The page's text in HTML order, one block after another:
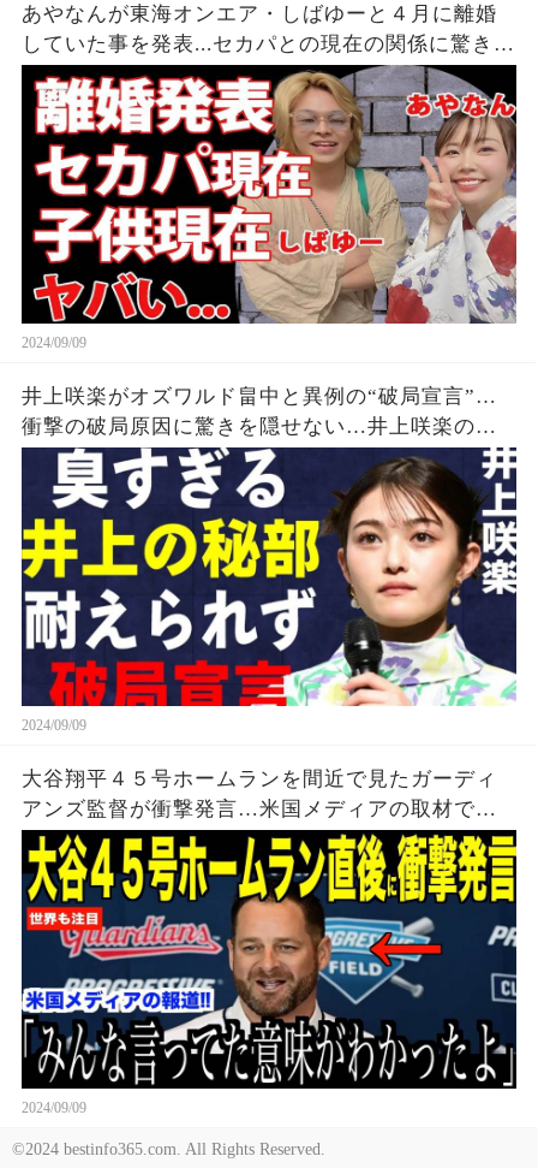
あやなんが東海オンエア・しばゆーと４月に離婚
していた事を発表...セカパとの現在の関係に驚きを
隠せない...『しばゆー＆あやなん』夫婦の精神崩壊
した現在がヤバい...
2024/09/09
井上咲楽がオズワルド畠中と異例の“破局宣言”…
衝撃の破局原因に驚きを隠せない…井上咲楽の介
護生活の真相
2024/09/09
大谷翔平４５号ホームランを間近で見たガーディ
アンズ監督が衝撃発言…米国メディアの取材で明
らかとなったロバーツ監督の「５０-５０」記録に
ついてが話題【海外の反応 MLBメジャー 野球】
2024/09/09
©2024 bestinfo365.com. All Rights Reserved.